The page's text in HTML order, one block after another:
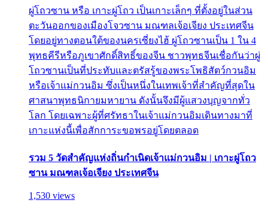
ผู่โถวซาน หรือ เกาะผู่โถว เป็นเกาะเล็กๆ ที่ตั้งอยู่ในส่วน
ตะวันออกของเมืองโจวซาน มณฑลเจ้อเจียง ประเทศจีน
โดยอยู่ทางตอนใต้ของนครเซี่ยงไฮ้ ผู่โถวซานเป็น 1 ใน 4
พุทธคีรีหรือภูเขาศักดิ์สิทธิ์ของจีน ชาวพุทธจีนเชื่อกันว่าผู่
โถวซานเป็นที่ประทับและตรัสรู้ของพระโพธิสัตว์กวนอิม
หรือเจ้าแม่กวนอิม ซึ่งเป็นหนึ่งในเทพเจ้าที่สำคัญที่สุดใน
ศาสนาพุทธนิกายมหายาน ดังนั้นจึงมีผู้แสวงบุญจากทั่ว
โลก โดยเฉพาะผู้ที่ศรัทธาในเจ้าแม่กวนอิมเดินทางมาที่
เกาะแห่งนี้เพื่อสักการะขอพรอยู่โดยตลอด
รวม 5 วัดสำคัญแห่งถิ่นกำเนิดเจ้าแม่กวนอิม | เกาะผู่โถว
ซาน มณฑลเจ้อเจียง ประเทศจีน
1,530 views